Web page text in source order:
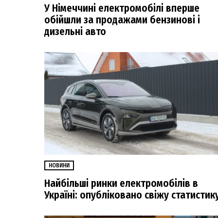
У Німеччині електромобілі вперше
обійшли за продажами бензинові і
дизельні авто
НОВИНИ
Найбільші ринки електромобілів в
Україні: опубліковано свіжу